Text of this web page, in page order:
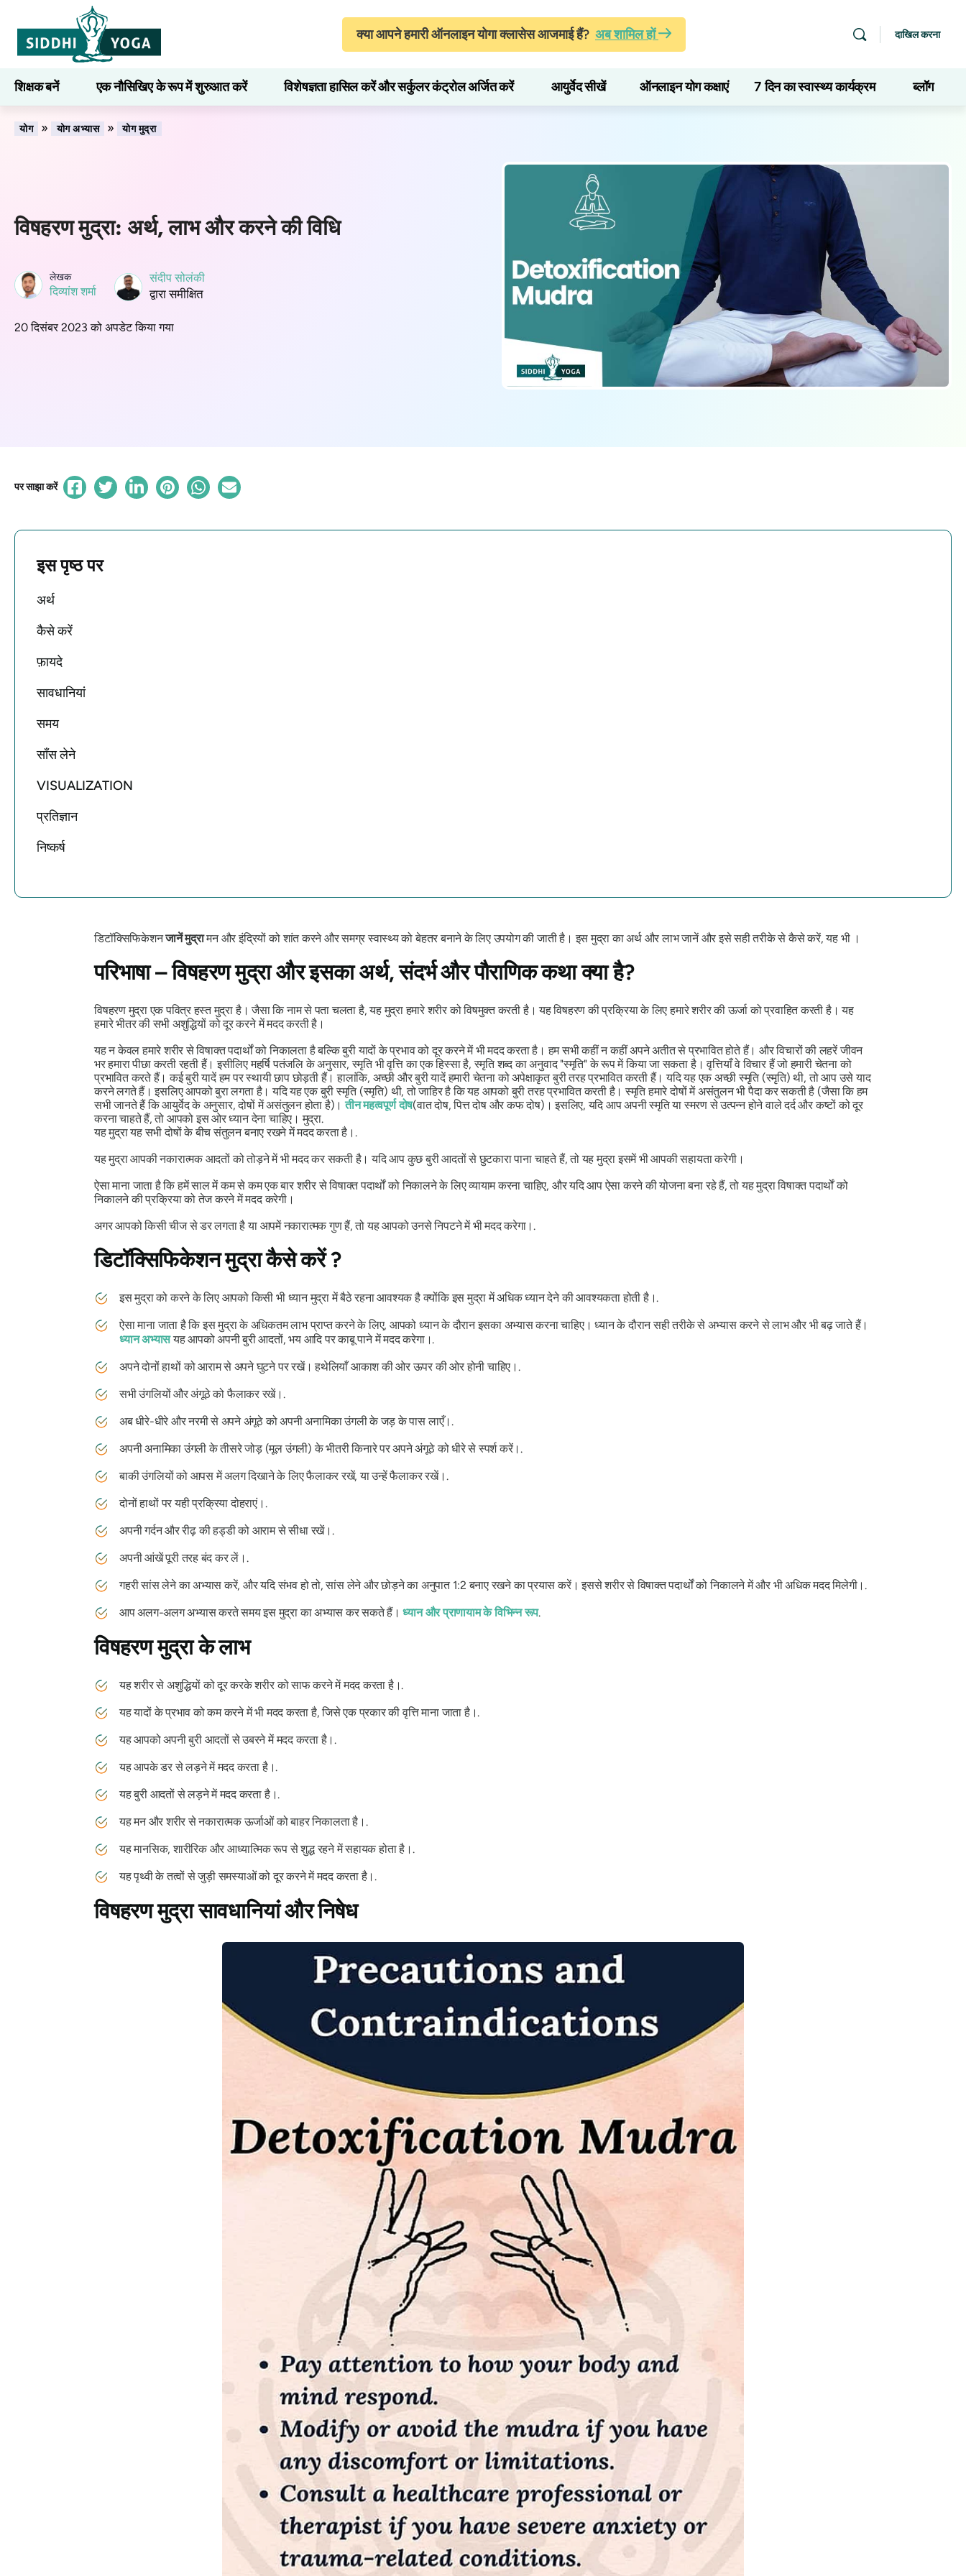
क्या आपने हमारी ऑनलाइन योगा क्लासेस आजमाई हैं? अब शामिल हों दाखिल करना
शिक्षक बनें एक नौसिखिए के रूप में शुरुआत करें विशेषज्ञता हासिल करें और सर्कुलर कंट्रोल अर्जित करें आयुर्वेद सीखें ऑनलाइन योग कक्षाएं 7 दिन का स्वास्थ्य कार्यक्रम ब्लॉग
सीखना
योग » योग अभ्यास » योग मुद्रा
विषहरण मुद्रा: अर्थ, लाभ और करने की विधि
लेखक
दिव्यांश शर्मा
संदीप सोलंकी
द्वारा समीक्षित
20 दिसंबर 2023 को अपडेट किया गया
पर साझा करें
इस पृष्ठ पर
अर्थ
कैसे करें
फ़ायदे
सावधानियां
समय
साँस लेने
VISUALIZATION
प्रतिज्ञान
निष्कर्ष
डिटॉक्सिफिकेशनजानेंमुद्रामन और इंद्रियों को शांत करने और समग्र स्वास्थ्य को बेहतर बनाने के लिए उपयोग की जाती है। इसमुद्राका अर्थ और लाभ जानें और इसे सही तरीके से कैसे करें, यह भी ।
परिभाषा – विषहरणमुद्राऔर इसका अर्थ, संदर्भ और पौराणिक कथा क्या है?
विषहरणमुद्राएक पवित्र हस्त मुद्रा है। जैसा कि नाम से पता चलता है, यहमुद्राहमारे शरीर को विषमुक्त करती है। यह विषहरण की प्रक्रिया के लिए हमारे शरीर की ऊर्जा को प्रवाहित करती है। यह
हमारे भीतर की सभी अशुद्धियों को दूर करने में मदद करती है।
यह न केवल हमारे शरीर से विषाक्त पदार्थों को निकालता है बल्कि बुरी यादों के प्रभाव को दूर करने में भी मदद करता है। हम सभी कहीं न कहीं अपने अतीत से प्रभावित होते हैं। और विचारों की लहरें जीवन
भर हमारा पीछा करती रहती हैं। इसीलिए महर्षि पतंजलि के अनुसार, स्मृति भी वृत्ति का एक हिस्सा है, स्मृति शब्द का अनुवाद "स्मृति" के रूप में किया जा सकता है। वृत्तियाँ वे विचार हैं जो हमारी चेतना को
प्रभावित करते हैं। कई बुरी यादें हम पर स्थायी छाप छोड़ती हैं। हालांकि, अच्छी और बुरी यादें हमारी चेतना को अपेक्षाकृत बुरी तरह प्रभावित करती हैं। यदि यह एक अच्छी स्मृति (स्मृति) थी, तो आप उसे याद
करने लगते हैं। इसलिए आपको बुरा लगता है। यदि यह एक बुरी स्मृति (स्मृति) थी, तो जाहिर है कि यह आपको बुरी तरह प्रभावित करती है। स्मृति हमारे दोषों में असंतुलन भी पैदा कर सकती है (जैसा कि हम
सभी जानते हैं कि आयुर्वेद के अनुसार, दोषों में असंतुलन होता है)।तीन महत्वपूर्ण दोष(वात दोष, पित्त दोष और कफ दोष)। इसलिए, यदि आप अपनी स्मृति या स्मरण से उत्पन्न होने वाले दर्द और कष्टों को दूर
करना चाहते हैं, तो आपको इस ओर ध्यान देना चाहिए।मुद्रा.
यहमुद्रायह सभी दोषों के बीच संतुलन बनाए रखने में मदद करता है।.
यहमुद्राआपकी नकारात्मक आदतों को तोड़ने में भी मदद कर सकती है। यदि आप कुछ बुरी आदतों से छुटकारा पाना चाहते हैं, तो यहमुद्राइसमें भी आपकी सहायता करेगी।
ऐसा माना जाता है कि हमें साल में कम से कम एक बार शरीर से विषाक्त पदार्थों को निकालने के लिए व्यायाम करना चाहिए, और यदि आप ऐसा करने की योजना बना रहे हैं, तो यहमुद्राविषाक्त पदार्थों को
निकालने की प्रक्रिया को तेज करने में मदद करेगी।
अगर आपको किसी चीज से डर लगता है या आपमें नकारात्मक गुण हैं, तो यह आपको उनसे निपटने में भी मदद करेगा।.
डिटॉक्सिफिकेशनमुद्राकैसे करें ?
इस मुद्रा को करने के लिए आपको किसी भी ध्यान मुद्रा में बैठे रहना आवश्यक है क्योंकि इस मुद्रा में अधिक ध्यान देने की आवश्यकता होती है।.
ऐसा माना जाता है कि इस मुद्रा के अधिकतम लाभ प्राप्त करने के लिए, आपको ध्यान के दौरान इसका अभ्यास करना चाहिए। ध्यान के दौरान सही तरीके से अभ्यास करने से लाभ और भी बढ़ जाते हैं।
ध्यान अभ्यासयह आपको अपनी बुरी आदतों, भय आदि पर काबू पाने में मदद करेगा।.
अपने दोनों हाथों को आराम से अपने घुटने पर रखें। हथेलियाँ आकाश की ओर ऊपर की ओर होनी चाहिए।.
सभी उंगलियों और अंगूठे को फैलाकर रखें।.
अब धीरे-धीरे और नरमी से अपने अंगूठे को अपनी अनामिका उंगली के जड़ के पास लाएँ।.
अपनी अनामिका उंगली के तीसरे जोड़ (मूल उंगली) के भीतरी किनारे पर अपने अंगूठे को धीरे से स्पर्श करें।.
बाकी उंगलियों को आपस में अलग दिखाने के लिए फैलाकर रखें, या उन्हें फैलाकर रखें।.
दोनों हाथों पर यही प्रक्रिया दोहराएं।.
अपनी गर्दन और रीढ़ की हड्डी को आराम से सीधा रखें।.
अपनी आंखें पूरी तरह बंद कर लें।.
गहरी सांस लेने का अभ्यास करें, और यदि संभव हो तो, सांस लेने और छोड़ने का अनुपात 1:2 बनाए रखने का प्रयास करें। इससे शरीर से विषाक्त पदार्थों को निकालने में और भी अधिक मदद मिलेगी।.
आप अलग-अलग अभ्यास करते समय इस मुद्रा का अभ्यास कर सकते हैं।ध्यान और प्राणायाम के विभिन्न रूप.
विषहरणमुद्रा केलाभ
यह शरीर से अशुद्धियों को दूर करके शरीर को साफ करने में मदद करता है।.
यह यादों के प्रभाव को कम करने में भी मदद करता है, जिसे एक प्रकार की वृत्ति माना जाता है।.
यह आपको अपनी बुरी आदतों से उबरने में मदद करता है।.
यह आपके डर से लड़ने में मदद करता है।.
यह बुरी आदतों से लड़ने में मदद करता है।.
यह मन और शरीर से नकारात्मक ऊर्जाओं को बाहर निकालता है।.
यह मानसिक, शारीरिक और आध्यात्मिक रूप से शुद्ध रहने में सहायक होता है।.
यह पृथ्वी के तत्वों से जुड़ी समस्याओं को दूर करने में मदद करता है।.
विषहरणमुद्रासावधानियां और निषेध